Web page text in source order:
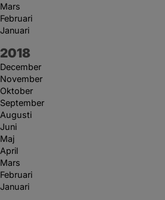
Mars
Februari
Januari
År:
2018
December
November
Oktober
September
Augusti
Juni
Maj
April
Mars
Februari
Januari